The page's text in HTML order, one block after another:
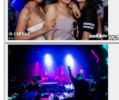
026